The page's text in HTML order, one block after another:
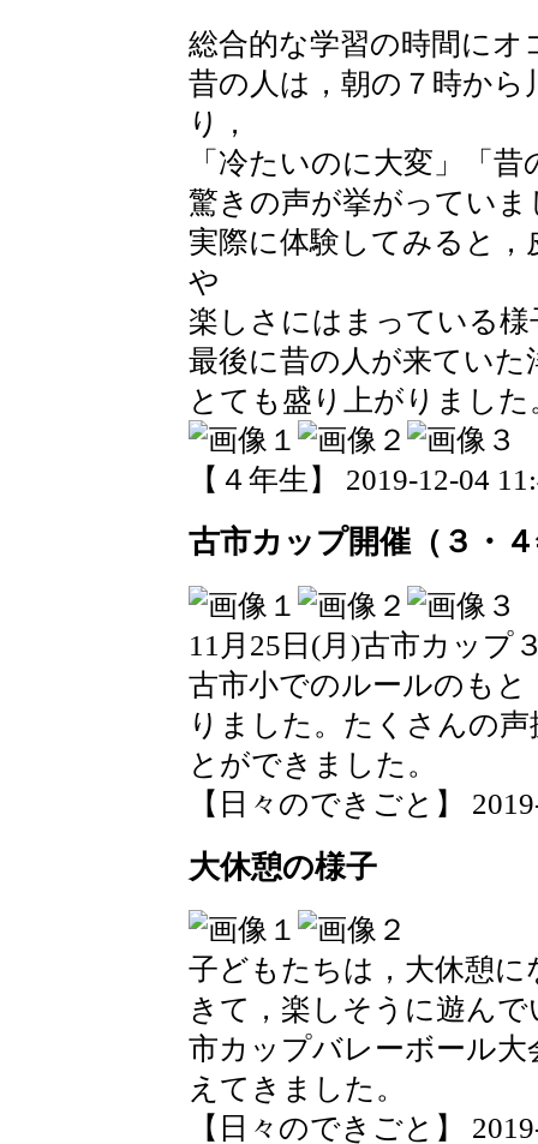
総合的な学習の時間に
昔の人は，朝の７時か
り，
「冷たいのに大変」「
驚きの声が挙がっていま
実際に体験してみると
や
楽しさにはまっている
最後に昔の人が来てい
とても盛り上がりました
【４年生】 2019-12-04
古市カップ開催（３・
11月25日(月)古市カップ
古市小でのルールのも
りました。たくさんの
とができました。
【日々のできごと】
大休憩の様子
子どもたちは，大休憩
きて，楽しそうに遊ん
市カップバレーボール
えてきました。
【日々のできごと】